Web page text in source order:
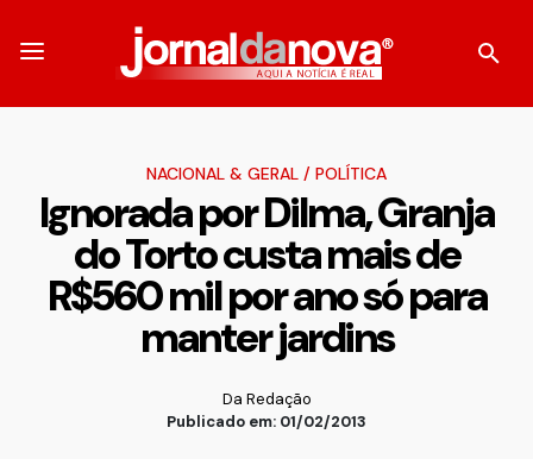
NACIONAL & GERAL / POLÍTICA
Ignorada por Dilma, Granja
do Torto custa mais de
R$560 mil por ano só para
manter jardins
Da Redação
Publicado em: 01/02/2013